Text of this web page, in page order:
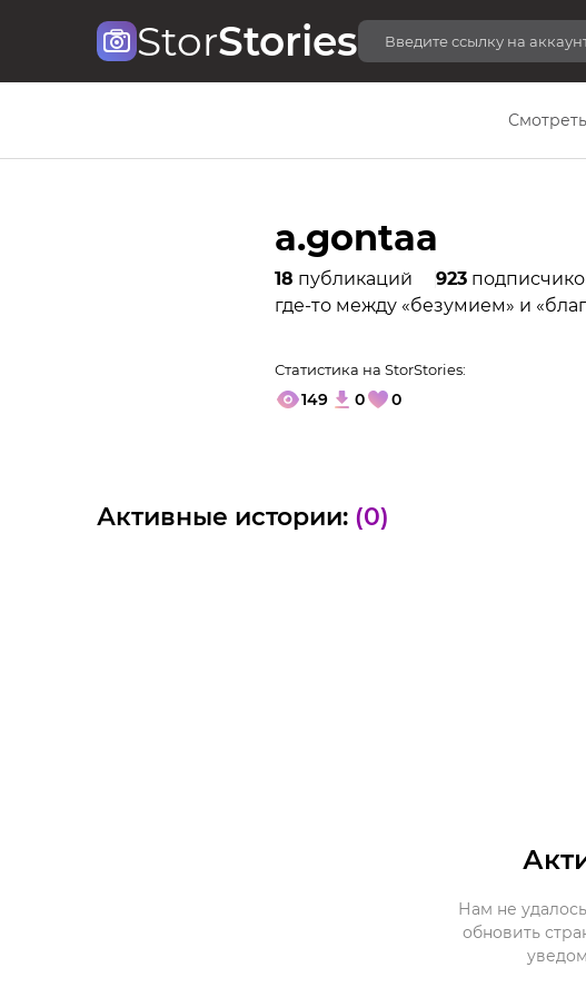
StorStories
a.gontaa
18 публикаций 923
где-то между «безумием» и
Статистика на StorStories:
149 0 0
Активные истории: (0)
Нам не
обновить